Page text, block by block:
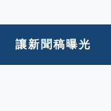
讓新聞稿曝光